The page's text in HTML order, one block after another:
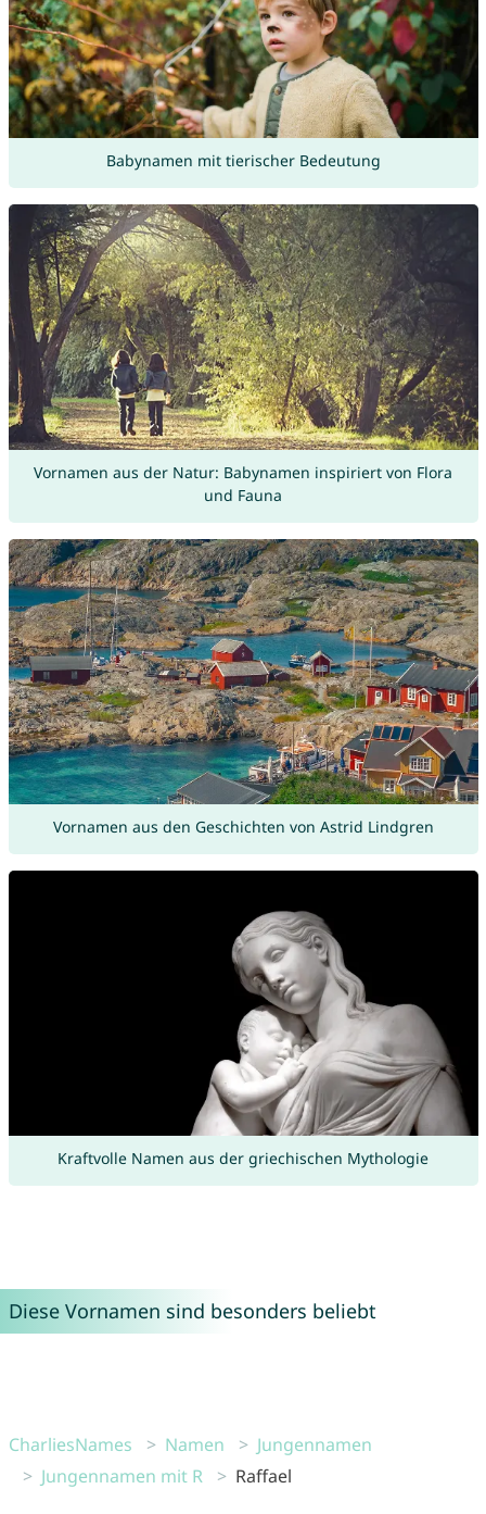
Babynamen mit tierischer Bedeutung
Vornamen aus der Natur: Babynamen inspiriert von Flora
und Fauna
Vornamen aus den Geschichten von Astrid Lindgren
Kraftvolle Namen aus der griechischen Mythologie
Diese Vornamen sind besonders beliebt
CharliesNames Namen
Jungennamen
Jungennamen mit R
Raffael